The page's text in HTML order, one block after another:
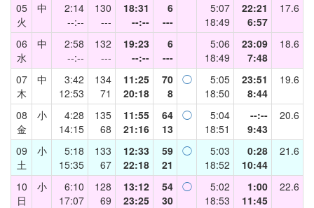
05
火
中
2:14
--:--
130
---
18:31
--:--
6
---
5:07
18:49
22:21
6:57
17.6
06
水
中
2:58
--:--
132
---
19:23
--:--
6
---
5:06
18:49
23:09
7:48
18.6
07
木
中
3:42
12:53
134
71
11:25
20:18
70
8
◯
5:05
18:50
23:51
8:44
19.6
08
金
小
4:28
14:15
135
68
11:55
21:16
64
13
◯
5:04
18:51
--:--
9:43
20.6
09
土
小
5:18
15:35
133
67
12:33
22:18
59
21
◯
5:03
18:52
0:28
10:44
21.6
10
日
小
6:10
17:07
128
69
13:12
23:25
54
30
◯
5:02
18:53
1:00
11:45
22.6